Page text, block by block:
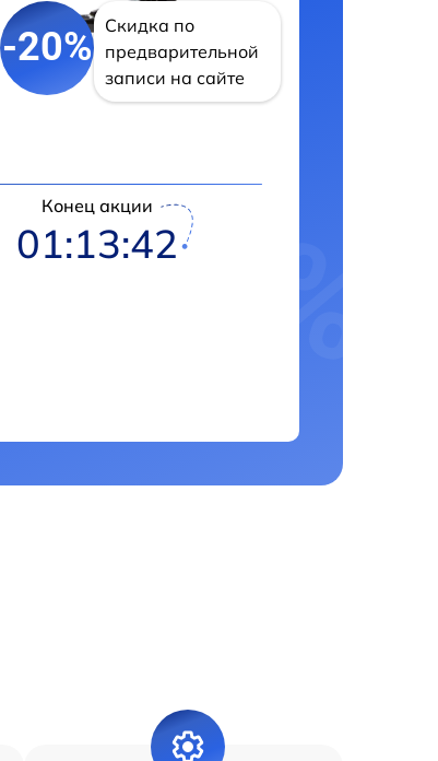
-20%
Скидка по
предварительной
записи на сайте
Конец акции
01:13:41